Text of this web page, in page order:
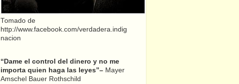
Tomado de
http://www.facebook.com/verdadera.indig
nacion
“Dame el control del dinero y no me
importa quien haga las leyes”– Mayer
Amschel Bauer Rothschild